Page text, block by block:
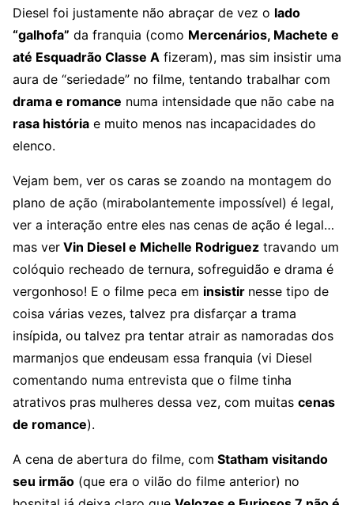
Diesel foi justamente não abraçar de vez o lado
“galhofa” da franquia (como Mercenários, Machete e
até Esquadrão Classe A fizeram), mas sim insistir uma
aura de “seriedade” no filme, tentando trabalhar com
drama e romance numa intensidade que não cabe na
rasa história e muito menos nas incapacidades do
elenco.
Vejam bem, ver os caras se zoando na montagem do
plano de ação (mirabolantemente impossível) é legal,
ver a interação entre eles nas cenas de ação é legal…
mas ver Vin Diesel e Michelle Rodriguez travando um
colóquio recheado de ternura, sofreguidão e drama é
vergonhoso! E o filme peca em insistir nesse tipo de
coisa várias vezes, talvez pra disfarçar a trama
insípida, ou talvez pra tentar atrair as namoradas dos
marmanjos que endeusam essa franquia (vi Diesel
comentando numa entrevista que o filme tinha
atrativos pras mulheres dessa vez, com muitas cenas
de romance).
A cena de abertura do filme, com Statham visitando
seu irmão (que era o vilão do filme anterior) no